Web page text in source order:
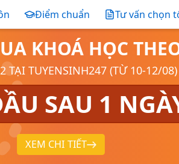
Điểm chuẩn Tư vấn chọn
KHOÁ HỌC
TẠI TUYENSINH247 (TỪ 10-12/08)
SAU 1
XEM CHI TIẾT